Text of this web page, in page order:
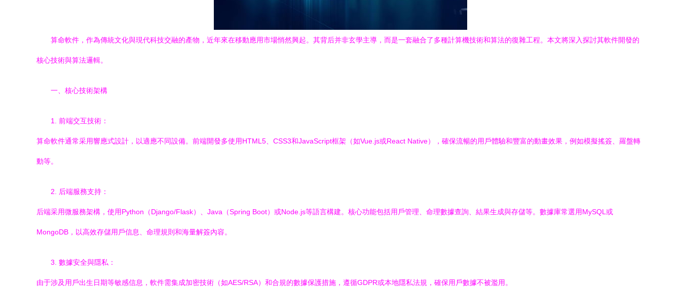
算命軟件，作為傳統文化與現代科技交融的產物，近年來在移動應用市場悄然興起。其背后并非玄學主導，而是一套融合了多種計算機技術和算法的復雜工程。本文將深入探討其軟件開發的
核心技術與算法邏輯。
一、核心技術架構
1. 前端交互技術：
算命軟件通常采用響應式設計，以適應不同設備。前端開發多使用HTML5、CSS3和JavaScript框架（如Vue.js或React Native），確保流暢的用戶體驗和豐富的動畫效果，例如模擬搖簽、羅盤轉
動等。
2. 后端服務支持：
后端采用微服務架構，使用Python（Django/Flask）、Java（Spring Boot）或Node.js等語言構建。核心功能包括用戶管理、命理數據查詢、結果生成與存儲等。數據庫常選用MySQL或
MongoDB，以高效存儲用戶信息、命理規則和海量解簽內容。
3. 數據安全與隱私：
由于涉及用戶出生日期等敏感信息，軟件需集成加密技術（如AES/RSA）和合規的數據保護措施，遵循GDPR或本地隱私法規，確保用戶數據不被濫用。